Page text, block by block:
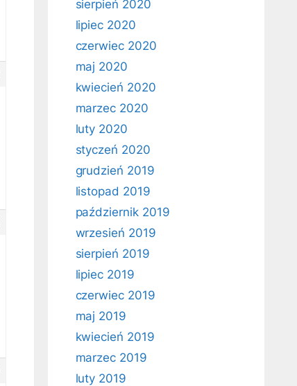
sierpień 2020
lipiec 2020
czerwiec 2020
maj 2020
kwiecień 2020
marzec 2020
luty 2020
styczeń 2020
grudzień 2019
listopad 2019
październik 2019
wrzesień 2019
sierpień 2019
lipiec 2019
czerwiec 2019
maj 2019
kwiecień 2019
marzec 2019
luty 2019